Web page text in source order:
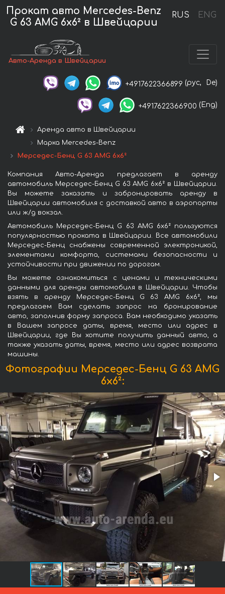
RUS ENG
Прокат авто Mercedes-Benz
G 63 AMG 6x6² в Швейцарии
Авто-Аренда в Швейцарии
+4917622366899 (рус, De)
+4917622366900 (Eng)
Аренда авто в Швейцарии
Марка Mercedes-Benz
Мерседес-Бенц G 63 AMG 6x6²
Компания Авто-Аренда предлагает в аренду
автомобиль Мерседес-Бенц G 63 AMG 6x6² в Швейцарии.
Вы можете заказать и забронировать аренду в
Швейцарии автомобиля с доставкой авто в аэропорты
или ж/д вокзал.
Автомобиль Мерседес-Бенц G 63 AMG 6x6² пользуются
популярностью проката в Швейцарии. Все автомобили
Мерседес-Бенц снабжены современной электроникой,
элементами комфорта, системами безопасности и
устойчивости при движении по дорогам.
Вы можете ознакомиться с ценами и техническими
данными для аренды автомобиля в Швейцарии. Чтобы
взять в аренду Мерседес-Бенц G 63 AMG 6x6², мы
предлагаем Вам сделать запрос на бронирование
авто, заполнив форму запроса. Вам необходимо указать
в Вашем запросе даты, время, место или адрес в
Швейцарии, где Вы хотите получить данный авто, а
также указать даты, время, место или адрес возврата
машины.
Фотографии Мерседес-Бенц G 63 AMG
6x6²: